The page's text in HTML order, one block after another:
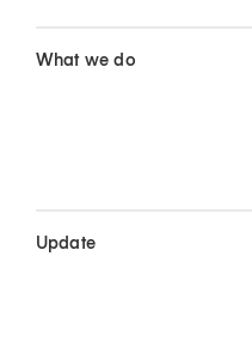
What we do
Update